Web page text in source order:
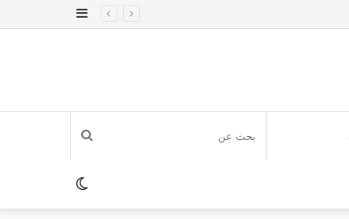
إضافة
بحث
عنالوضع